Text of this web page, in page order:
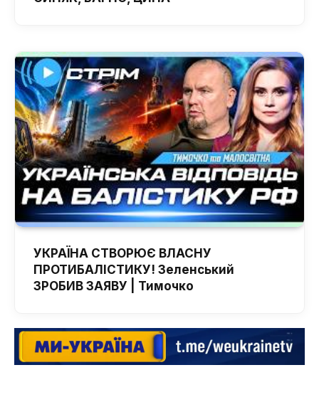
УКРАЇНА СТВОРЮЄ ВЛАСНУ
ПРОТИБАЛІСТИКУ! Зеленський
ЗРОБИВ ЗАЯВУ | Тимочко